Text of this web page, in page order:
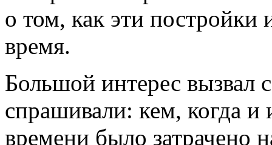
о том, как эти постройки
время.
Большой интерес вызвал
спрашивали: кем, когда и
времени было затрачено